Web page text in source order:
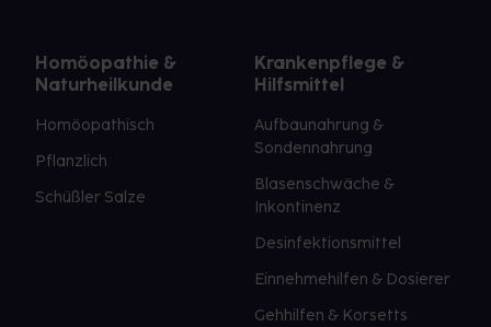
Homöopathie &
Naturheilkunde
Homöopathisch
Pflanzlich
Schüßler Salze
Krankenpflege &
Hilfsmittel
Aufbaunahrung &
Sondennahrung
Blasenschwäche &
Inkontinenz
Desinfektionsmittel
Einnehmehilfen & Dosierer
Gehhilfen & Korsetts